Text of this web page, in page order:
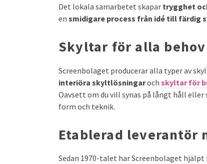
Det lokala samarbetet skapar trygghet
en smidigare process från idé till färdig
Skyltar för alla
Screenbolaget producerar alla typer av
interiöra skyltlösningaroch skyltar för
Oavsett om du vill synas på långt håll
form och teknik.
Etablerad leverantör
Sedan 1970-talet har Screenbolaget